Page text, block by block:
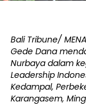
Bali Tribune/
Gede Dana
Nurbaya dalam
Leadership
Kedampal,
Karangasem,